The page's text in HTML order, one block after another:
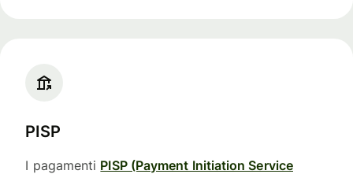
PISP
I pagamenti PISP (Payment Initiation Service